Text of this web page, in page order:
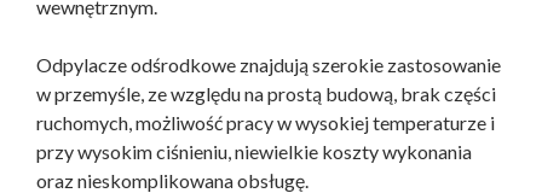
wewnętrznym.
Odpylacze odśrodkowe znajdują szerokie zastosowanie
w przemyśle, ze względu na prostą budową, brak części
ruchomych, możliwość pracy w wysokiej temperaturze i
przy wysokim ciśnieniu, niewielkie koszty wykonania
oraz nieskomplikowana obsługę.